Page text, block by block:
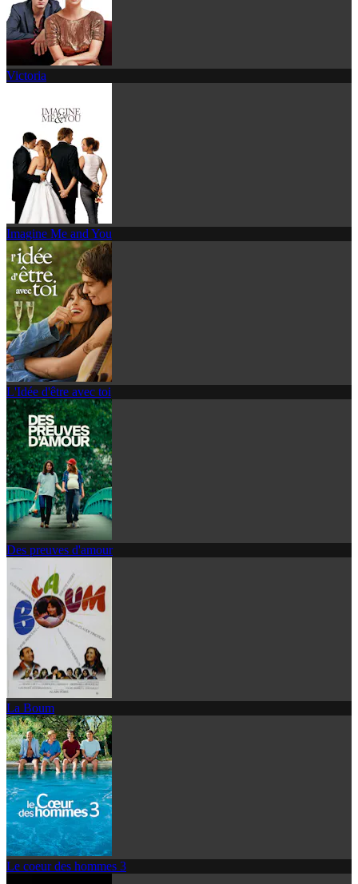
Victoria
Imagine Me and You
L'Idée d'être avec toi
Des preuves d'amour
La Boum
Le coeur des hommes 3